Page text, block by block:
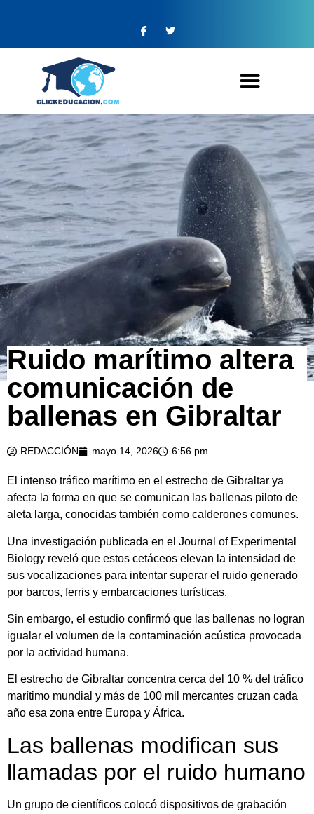
Ruido marítimo altera
comunicación de
ballenas en Gibraltar
REDACCIÓN mayo 14, 2026 6:56 pm
El intenso tráfico marítimo en el estrecho de Gibraltar ya
afecta la forma en que se comunican las ballenas piloto de
aleta larga, conocidas también como calderones comunes.
Una investigación publicada en el Journal of Experimental
Biology reveló que estos cetáceos elevan la intensidad de
sus vocalizaciones para intentar superar el ruido generado
por barcos, ferris y embarcaciones turísticas.
Sin embargo, el estudio confirmó que las ballenas no logran
igualar el volumen de la contaminación acústica provocada
por la actividad humana.
El estrecho de Gibraltar concentra cerca del 10 % del tráfico
marítimo mundial y más de 100 mil mercantes cruzan cada
año esa zona entre Europa y África.
Las ballenas modifican sus
llamadas por el ruido humano
Un grupo de científicos colocó dispositivos de grabación